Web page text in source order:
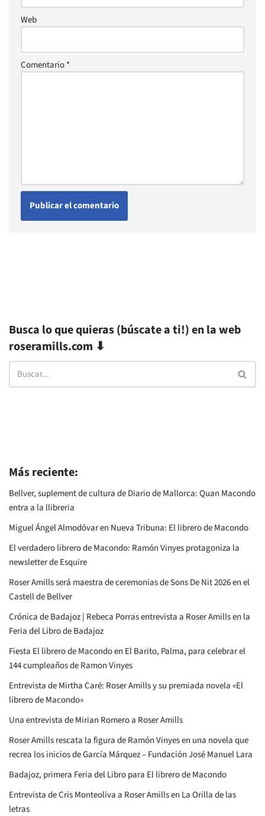
Web
Comentario*
Busca lo que quieras (búscate a ti!) en la web
roseramills.com ⬇
Más reciente:
Bellver, suplement de cultura de Diario de Mallorca: Quan Macondo
entra a la llibreria
Miguel Ángel Almodóvar en Nueva Tribuna: El librero de Macondo
El verdadero librero de Macondo: Ramón Vinyes protagoniza la
newsletter de Esquire
Roser Amills será maestra de ceremonias de Sons De Nit 2026 en el
Castell de Bellver
Crónica de Badajoz | Rebeca Porras entrevista a Roser Amills en la
Feria del Libro de Badajoz
Fiesta El librero de Macondo en El Barito, Palma, para celebrar el
144 cumpleaños de Ramon Vinyes
Entrevista de Mirtha Caré: Roser Amills y su premiada novela «El
librero de Macondo»
Una entrevista de Mirian Romero a Roser Amills
Roser Amills rescata la figura de Ramón Vinyes en una novela que
recrea los inicios de García Márquez – Fundación José Manuel Lara
Badajoz, primera Feria del Libro para El librero de Macondo
Entrevista de Cris Monteoliva a Roser Amills en La Orilla de las
letras